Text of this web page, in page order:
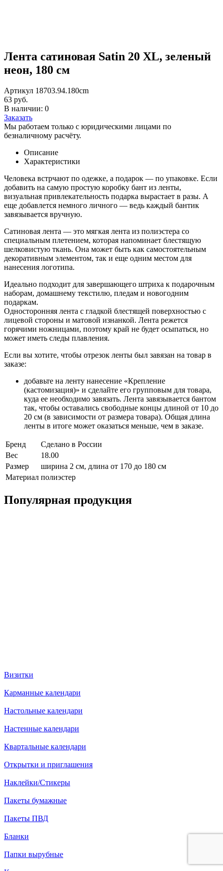
Лента сатиновая Satin 20 XL, зеленый
неон, 180 см
Артикул 18703.94.180cm
63 руб.
В наличии: 0
Заказать
Мы работаем только с юридическими лицами по
безналичному расчёту.
Описание
Характеристики
Человека встрчают по одежке, а подарок — по упаковке. Если
добавить на самую простую коробку бант из ленты,
визуальная привлекательность подарка вырастает в разы. А
еще добавлется немного личного — ведь каждый бантик
завязывается вручную.
Сатиновая лента — это мягкая лента из полиэстера со
специальным плетением, которая напоминает блестящую
шелковистую ткань. Она может быть как самостоятельным
декоративным элементом, так и еще одним местом для
нанесения логотипа.
Идеально подходит для завершающего штриха к подарочным
наборам, домашнему текстилю, пледам и новогодним
подаркам.
Односторонняя лента с гладкой блестящей поверхностью с
лицевой стороны и матовой изнанкой. Лента режется
горячими ножницами, поэтому край не будет осыпаться, но
может иметь следы плавления.
Если вы хотите, чтобы отрезок ленты был завязан на товар в
заказе:
добавьте на ленту нанесение «Крепление
(кастомизация)» и сделайте его групповым для товара,
куда ее необходимо завязать. Лента завязывается бантом
так, чтобы оставались свободные концы длиной от 10 до
20 см (в зависимости от размера товара). Общая длина
ленты в итоге может оказаться меньше, чем в заказе.
Бренд
Сделано в России
Вес
18.00
Размер
ширина 2 см, длина от 170 до 180 см
Материал полиэстер
Популярная продукция
Визитки
Карманные календари
Настольные календари
Настенные календари
Квартальные календари
Открытки и приглашения
Наклейки/Стикеры
Пакеты бумажные
Пакеты ПВД
Бланки
Папки вырубные